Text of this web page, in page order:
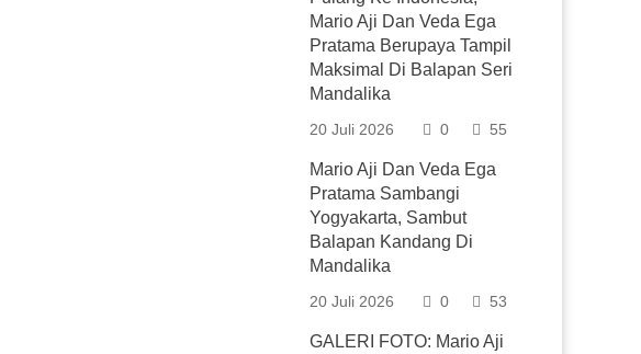
Mario Aji Dan Veda Ega
Pratama Berupaya Tampil
Maksimal Di Balapan Seri
Mandalika
20 Juli 2026 0 55
Mario Aji Dan Veda Ega
Pratama Sambangi
Yogyakarta, Sambut
Balapan Kandang Di
Mandalika
20 Juli 2026 0 53
GALERI FOTO: Mario Aji